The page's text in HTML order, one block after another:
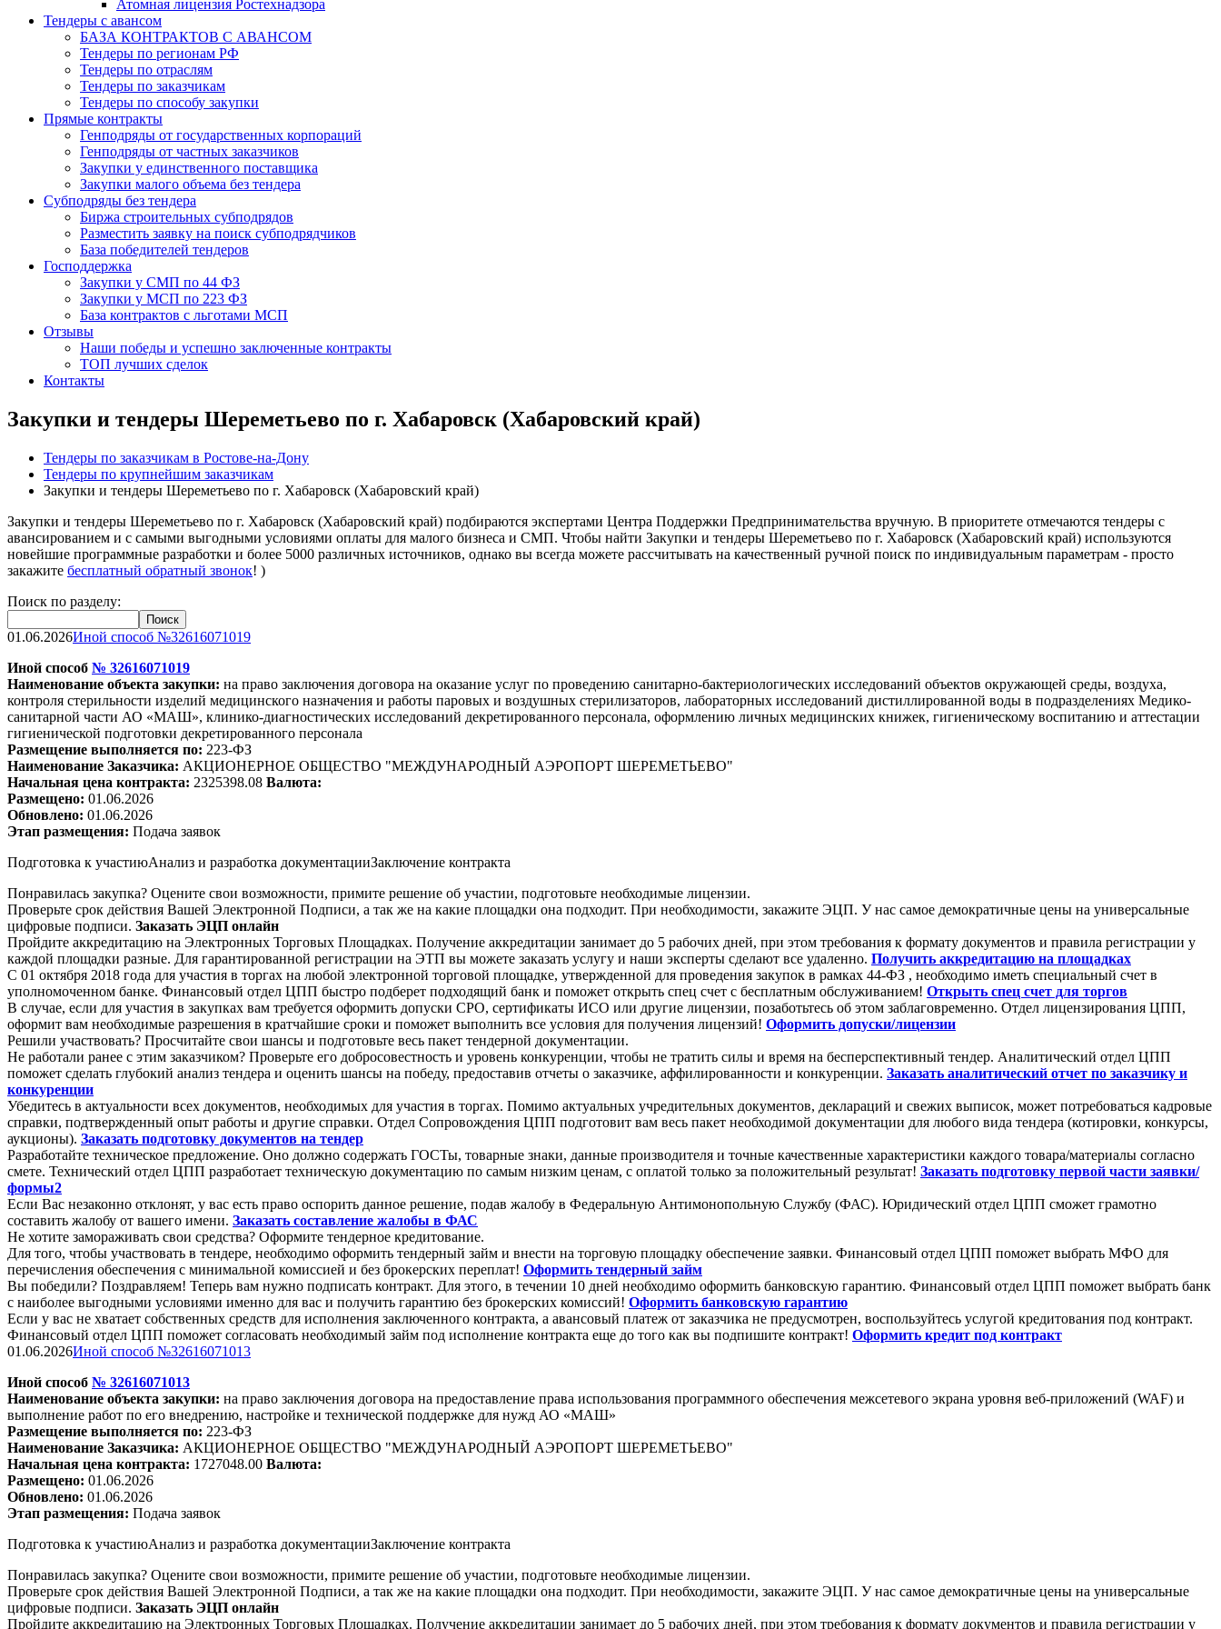
Атомная лицензия Ростехнадзора
Тендеры с авансом
БАЗА КОНТРАКТОВ С АВАНСОМ
Тендеры по регионам РФ
Тендеры по отраслям
Тендеры по заказчикам
Тендеры по способу закупки
Прямые контракты
Генподряды от государственных корпораций
Генподряды от частных заказчиков
Закупки у единственного поставщика
Закупки малого объема без тендера
Субподряды без тендера
Биржа строительных субподрядов
Разместить заявку на поиск субподрядчиков
База победителей тендеров
Господдержка
Закупки у СМП по 44 ФЗ
Закупки у МСП по 223 ФЗ
База контрактов с льготами МСП
Отзывы
Наши победы и успешно заключенные контракты
ТОП лучших сделок
Контакты
Закупки и тендеры Шереметьево по г. Хабаровск (Хабаровский край)
Тендеры по заказчикам в Ростове-на-Дону
Тендеры по крупнейшим заказчикам
Закупки и тендеры Шереметьево по г. Хабаровск (Хабаровский край)
Закупки и тендеры Шереметьево по г. Хабаровск (Хабаровский край) подбираются экспертами Центра Поддержки Предпринимательства вручную. В приоритете отмечаются тендеры с
авансированием и с самыми выгодными условиями оплаты для малого бизнеса и СМП. Чтобы найти Закупки и тендеры Шереметьево по г. Хабаровск (Хабаровский край) используются
новейшие программные разработки и более 5000 различных источников, однако вы всегда можете рассчитывать на качественный ручной поиск по индивидуальным параметрам - просто
закажите бесплатный обратный звонок! )
Поиск по разделу:
01.06.2026Иной способ №32616071019
Иной способ № 32616071019
Наименование объекта закупки: на право заключения договора на оказание услуг по проведению санитарно-бактериологических исследований объектов окружающей среды, воздуха,
контроля стерильности изделий медицинского назначения и работы паровых и воздушных стерилизаторов, лабораторных исследований дистиллированной воды в подразделениях Медико-
санитарной части АО «МАШ», клинико-диагностических исследований декретированного персонала, оформлению личных медицинских книжек, гигиеническому воспитанию и аттестации
гигиенической подготовки декретированного персонала
Размещение выполняется по: 223-ФЗ
Наименование Заказчика: АКЦИОНЕРНОЕ ОБЩЕСТВО "МЕЖДУНАРОДНЫЙ АЭРОПОРТ ШЕРЕМЕТЬЕВО"
Начальная цена контракта: 2325398.08 Валюта:
Размещено: 01.06.2026
Обновлено: 01.06.2026
Этап размещения: Подача заявок
Подготовка к участиюАнализ и разработка документацииЗаключение контракта
Понравилась закупка? Оцените свои возможности, примите решение об участии, подготовьте необходимые лицензии.
Проверьте срок действия Вашей Электронной Подписи, а так же на какие площадки она подходит. При необходимости, закажите ЭЦП. У нас самое демократичные цены на универсальные
цифровые подписи. Заказать ЭЦП онлайн
Пройдите аккредитацию на Электронных Торговых Площадках. Получение аккредитации занимает до 5 рабочих дней, при этом требования к формату документов и правила регистрации у
каждой площадки разные. Для гарантированной регистрации на ЭТП вы можете заказать услугу и наши эксперты сделают все удаленно. Получить аккредитацию на площадках
С 01 октября 2018 года для участия в торгах на любой электронной торговой площадке, утвержденной для проведения закупок в рамках 44-ФЗ , необходимо иметь специальный счет в
уполномоченном банке. Финансовый отдел ЦПП быстро подберет подходящий банк и поможет открыть спец счет с бесплатным обслуживанием! Открыть спец счет для торгов
В случае, если для участия в закупках вам требуется оформить допуски СРО, сертификаты ИСО или другие лицензии, позаботьтесь об этом заблаговременно. Отдел лицензирования ЦПП,
оформит вам необходимые разрешения в кратчайшие сроки и поможет выполнить все условия для получения лицензий! Оформить допуски/лицензии
Решили участвовать? Просчитайте свои шансы и подготовьте весь пакет тендерной документации.
Не работали ранее с этим заказчиком? Проверьте его добросовестность и уровень конкуренции, чтобы не тратить силы и время на бесперспективный тендер. Аналитический отдел ЦПП
поможет сделать глубокий анализ тендера и оценить шансы на победу, предоставив отчеты о заказчике, аффилированности и конкуренции. Заказать аналитический отчет по заказчику и
конкуренции
Убедитесь в актуальности всех документов, необходимых для участия в торгах. Помимо актуальных учредительных документов, деклараций и свежих выписок, может потребоваться кадровые
справки, подтвержденный опыт работы и другие справки. Отдел Сопровождения ЦПП подготовит вам весь пакет необходимой документации для любого вида тендера (котировки, конкурсы,
аукционы). Заказать подготовку документов на тендер
Разработайте техническое предложение. Оно должно содержать ГОСТы, товарные знаки, данные производителя и точные качественные характеристики каждого товара/материалы согласно
смете. Технический отдел ЦПП разработает техническую документацию по самым низким ценам, с оплатой только за положительный результат! Заказать подготовку первой части заявки/
формы2
Если Вас незаконно отклонят, у вас есть право оспорить данное решение, подав жалобу в Федеральную Антимонопольную Службу (ФАС). Юридический отдел ЦПП сможет грамотно
составить жалобу от вашего имени. Заказать составление жалобы в ФАС
Не хотите замораживать свои средства? Оформите тендерное кредитование.
Для того, чтобы участвовать в тендере, необходимо оформить тендерный займ и внести на торговую площадку обеспечение заявки. Финансовый отдел ЦПП поможет выбрать МФО для
перечисления обеспечения с минимальной комиссией и без брокерских переплат! Оформить тендерный займ
Вы победили? Поздравляем! Теперь вам нужно подписать контракт. Для этого, в течении 10 дней необходимо оформить банковскую гарантию. Финансовый отдел ЦПП поможет выбрать банк
с наиболее выгодными условиями именно для вас и получить гарантию без брокерских комиссий! Оформить банковскую гарантию
Если у вас не хватает собственных средств для исполнения заключенного контракта, а авансовый платеж от заказчика не предусмотрен, воспользуйтесь услугой кредитования под контракт.
Финансовый отдел ЦПП поможет согласовать необходимый займ под исполнение контракта еще до того как вы подпишите контракт! Оформить кредит под контракт
01.06.2026Иной способ №32616071013
Иной способ № 32616071013
Наименование объекта закупки: на право заключения договора на предоставление права использования программного обеспечения межсетевого экрана уровня веб-приложений (WAF) и
выполнение работ по его внедрению, настройке и технической поддержке для нужд АО «МАШ»
Размещение выполняется по: 223-ФЗ
Наименование Заказчика: АКЦИОНЕРНОЕ ОБЩЕСТВО "МЕЖДУНАРОДНЫЙ АЭРОПОРТ ШЕРЕМЕТЬЕВО"
Начальная цена контракта: 1727048.00 Валюта:
Размещено: 01.06.2026
Обновлено: 01.06.2026
Этап размещения: Подача заявок
Подготовка к участиюАнализ и разработка документацииЗаключение контракта
Понравилась закупка? Оцените свои возможности, примите решение об участии, подготовьте необходимые лицензии.
Проверьте срок действия Вашей Электронной Подписи, а так же на какие площадки она подходит. При необходимости, закажите ЭЦП. У нас самое демократичные цены на универсальные
цифровые подписи. Заказать ЭЦП онлайн
Пройдите аккредитацию на Электронных Торговых Площадках. Получение аккредитации занимает до 5 рабочих дней, при этом требования к формату документов и правила регистрации у